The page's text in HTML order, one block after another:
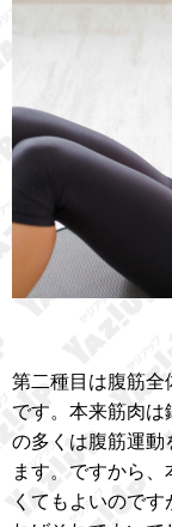
第二種目は腹筋全
です。本来筋肉は
の多くは腹筋運動
ます。ですから
くてもよいので